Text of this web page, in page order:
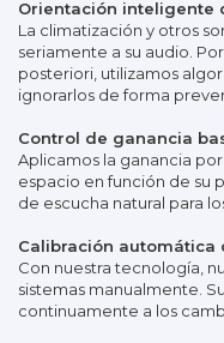
Orientación inteligente
La climatización y otros
seriamente a su audio.
posteriori, utilizamos
ignorarlos de forma
Control de ganancia
Aplicamos la ganancia
espacio en función de su
de escucha natural para
Calibración automática
Con nuestra tecnología,
sistemas manualmente.
continuamente a los